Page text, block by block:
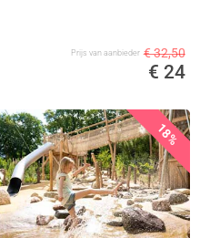
Prijs van aanbieder € 32,50
€ 24
18%